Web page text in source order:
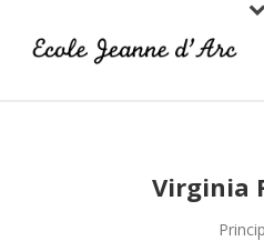
Virginia